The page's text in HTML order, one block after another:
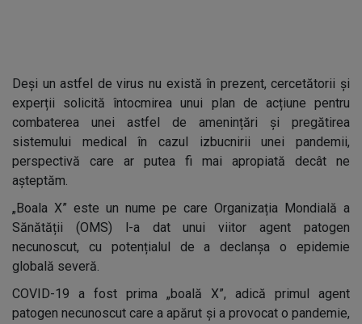
Deși un astfel de virus nu există în prezent, cercetătorii și
experții solicită întocmirea unui plan de acțiune pentru
combaterea unei astfel de amenințări și pregătirea
sistemului medical în cazul izbucnirii unei pandemii,
perspectivă care ar putea fi mai apropiată decât ne
așteptăm.
„Boala X” este un nume pe care Organizația Mondială a
Sănătății (OMS) l-a dat unui viitor agent patogen
necunoscut, cu potențialul de a declanșa o epidemie
globală severă.
COVID-19 a fost prima „boală X”, adică primul agent
patogen necunoscut care a apărut și a provocat o pandemie,